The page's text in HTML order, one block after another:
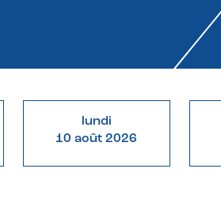
lundi
10 août 2026